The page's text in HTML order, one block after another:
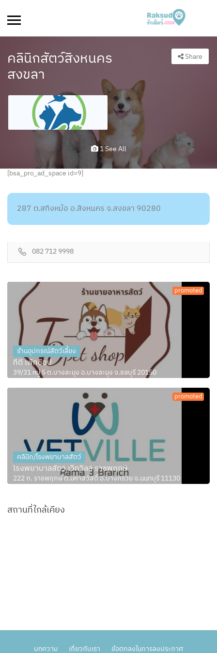
คลินิกสัตว์สิงหนคร
สงขลา
Share
1 See All
[bsa_pro_ad_space id=9]
287 ต.สทิงหม้อ อ.สิงหนคร จ.สงขลา 90280
082 712 9998
promoted
ร้านอุปกรณ์สัตว์เลี้ยง
ทีดี เพ็ทช็อป
39/31 หมู่ 5 ต.บางละมุง อ.บางละมุง จ.ชลบุรี 20150
promoted
คลินิก/โรงพยาบาลสัตว์
โรงพยาบาลสัตว์ เว็ทวิลล์ ราชพฤกษ์
222 ถ. ราชพฤกษ์ ต.มหาสวัสดิ์ อ.บางกรวย จ.นนทบุรี 11130
สถานที่ใกล้เคียง
บทความ เกี่ยวกับเรา ข้อตกลงในการลงประกาศ